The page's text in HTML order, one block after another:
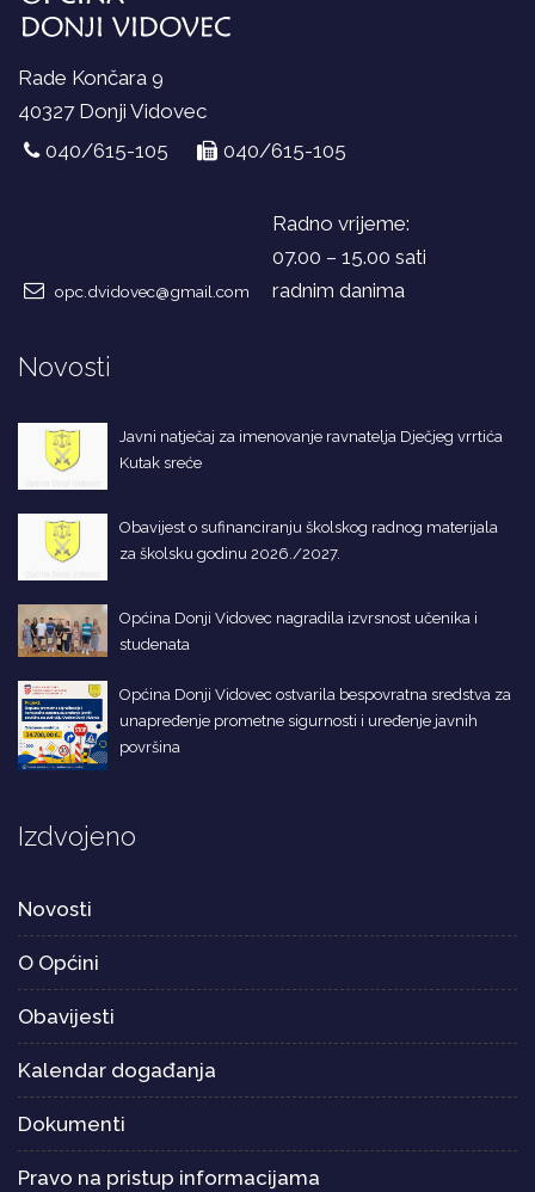
Rade Končara 9
40327 Donji Vidovec
040/615-105
040/615-105
opc.dvidovec@gmail.com
Radno vrijeme:
07.00 – 15.00 sati
radnim danima
Novosti
Javni natječaj za imenovanje ravnatelja Dječjeg vrrtića
Kutak sreće
Obavijest o sufinanciranju školskog radnog materijala
za školsku godinu 2026./2027.
Općina Donji Vidovec nagradila izvrsnost učenika i
studenata
Općina Donji Vidovec ostvarila bespovratna sredstva za
unapređenje prometne sigurnosti i uređenje javnih
površina
Izdvojeno
Novosti
O Općini
Obavijesti
Kalendar događanja
Dokumenti
Pravo na pristup informacijama